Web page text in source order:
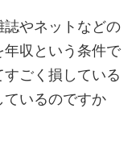
やネットなどの
収という条件で
ごく損している
ているのですか